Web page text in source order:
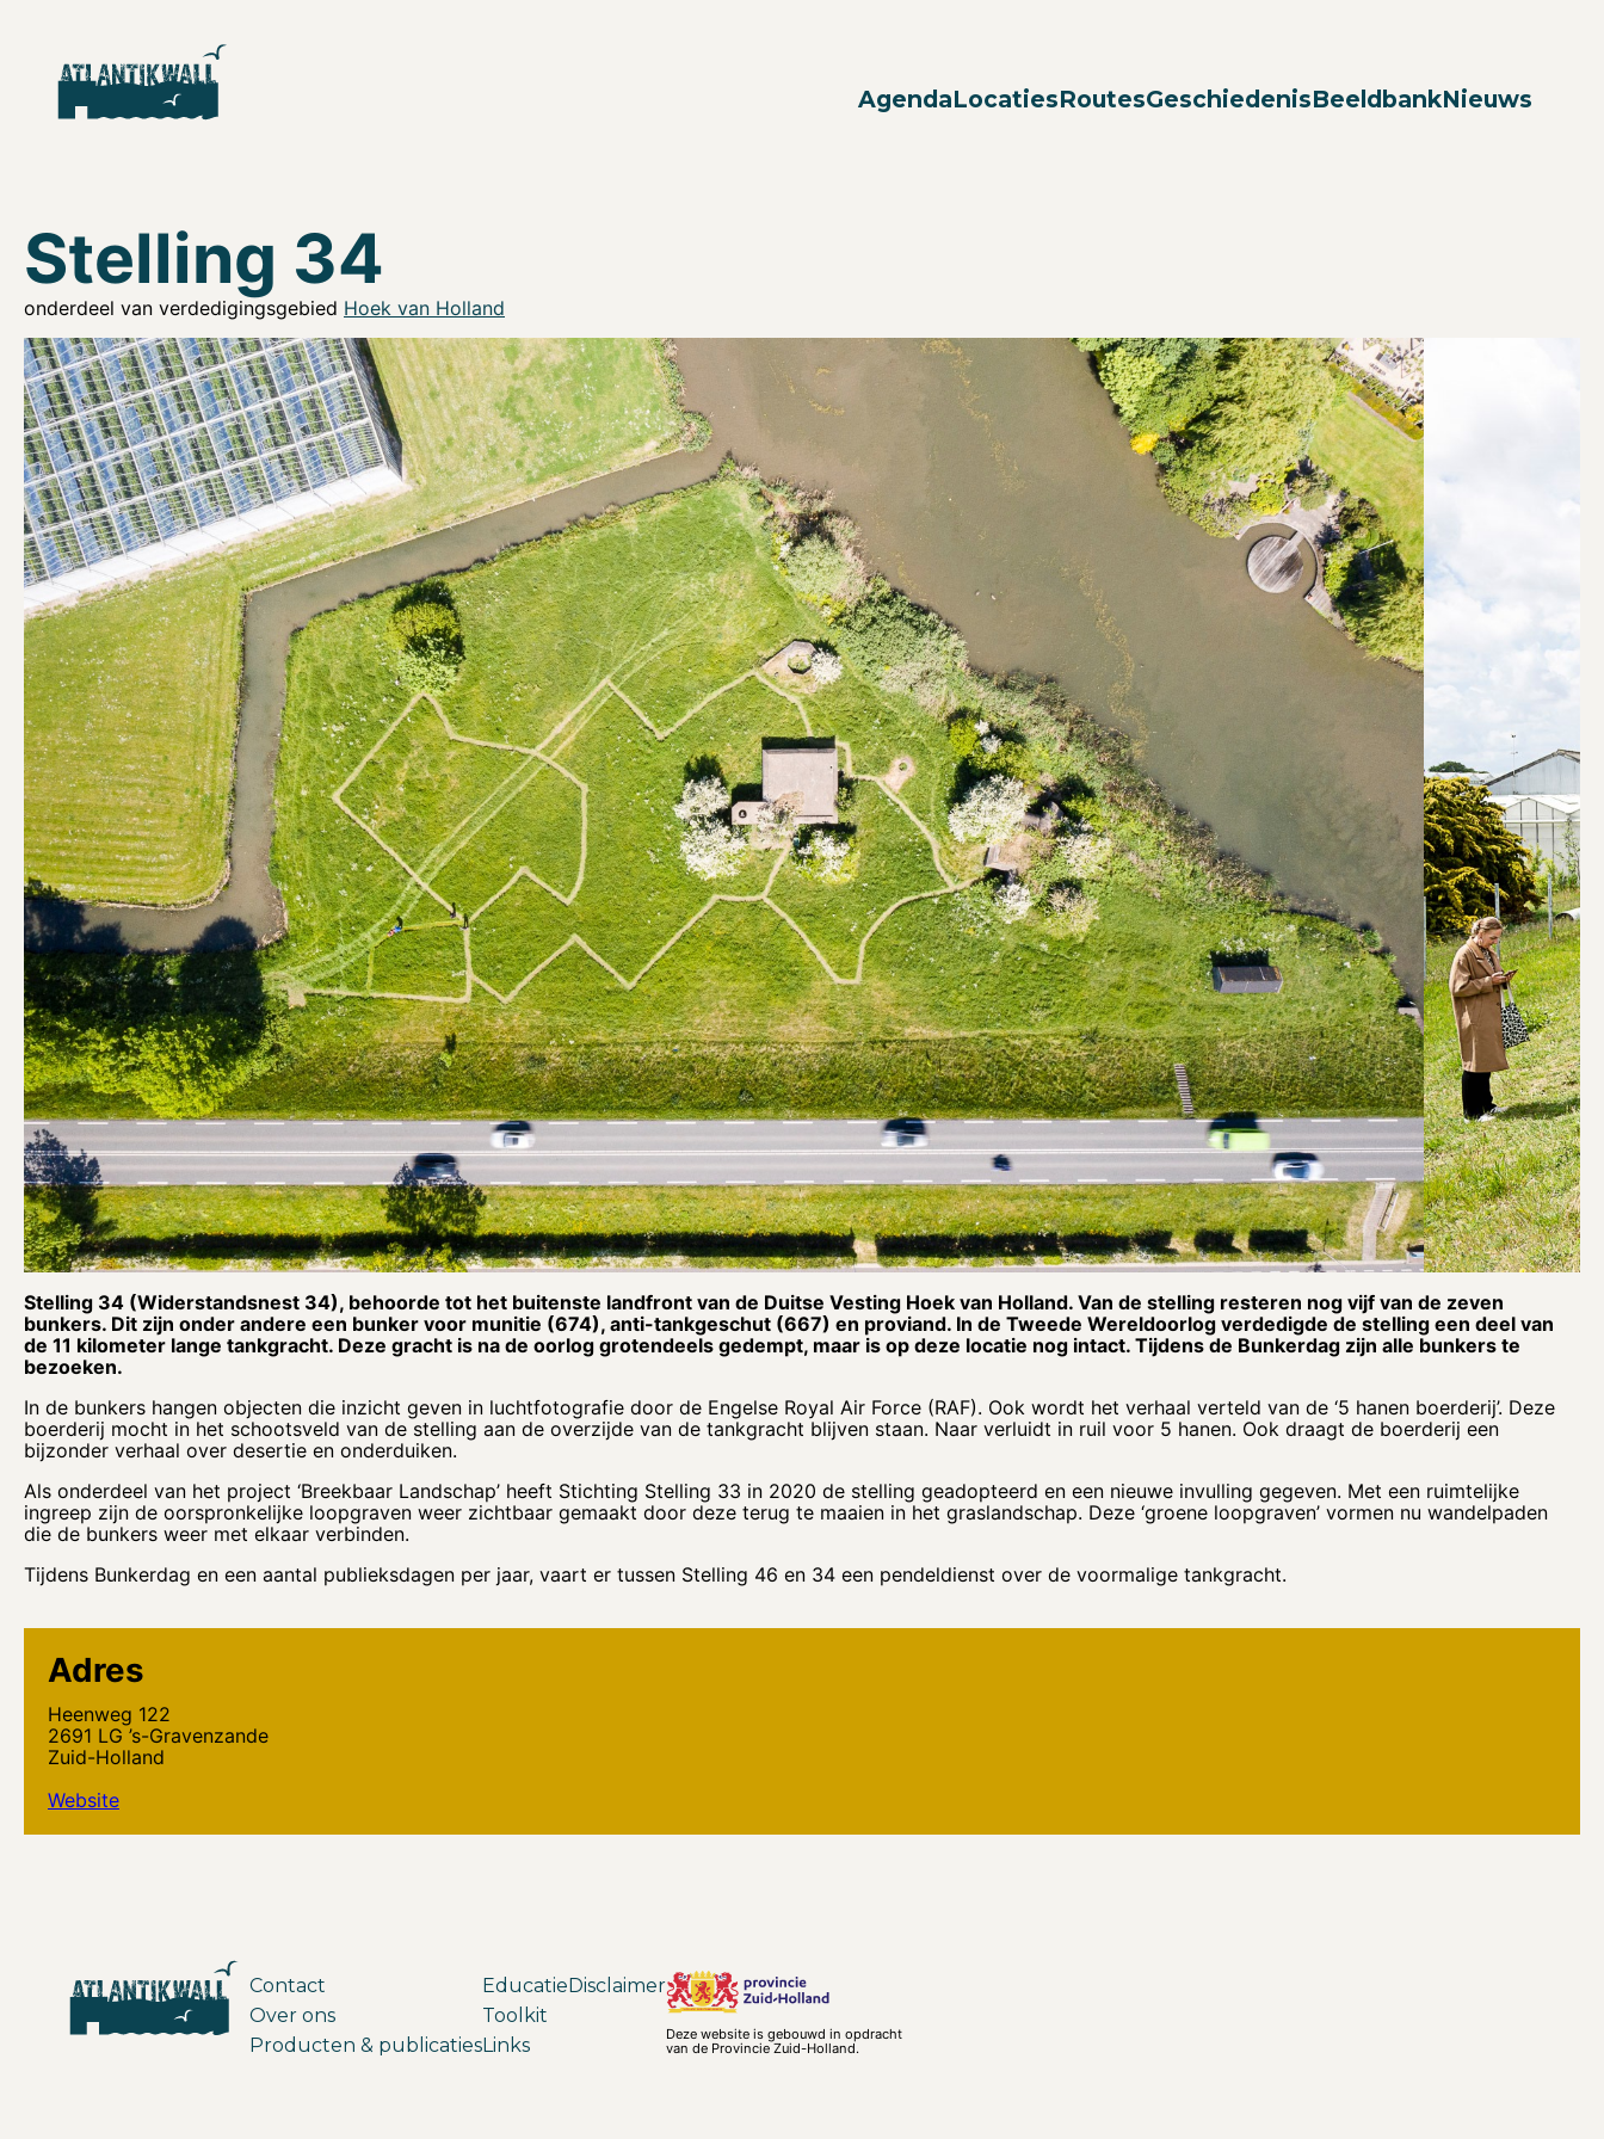
AgendaLocatiesRoutesGeschiedenisBeeldbankNieuws
Stelling 34
onderdeel van verdedigingsgebied Hoek van Holland
Stelling 34 (Widerstandsnest 34), behoorde tot het buitenste landfront van de Duitse Vesting Hoek van Holland. Van de stelling resteren nog vijf van de zeven
bunkers. Dit zijn onder andere een bunker voor munitie (674), anti-tankgeschut (667) en proviand. In de Tweede Wereldoorlog verdedigde de stelling een deel van
de 11 kilometer lange tankgracht. Deze gracht is na de oorlog grotendeels gedempt, maar is op deze locatie nog intact. Tijdens de Bunkerdag zijn alle bunkers te
bezoeken.
In de bunkers hangen objecten die inzicht geven in luchtfotografie door de Engelse Royal Air Force (RAF). Ook wordt het verhaal verteld van de ‘5 hanen boerderij’. Deze
boerderij mocht in het schootsveld van de stelling aan de overzijde van de tankgracht blijven staan. Naar verluidt in ruil voor 5 hanen. Ook draagt de boerderij een
bijzonder verhaal over desertie en onderduiken.
Als onderdeel van het project ‘Breekbaar Landschap’ heeft Stichting Stelling 33 in 2020 de stelling geadopteerd en een nieuwe invulling gegeven. Met een ruimtelijke
ingreep zijn de oorspronkelijke loopgraven weer zichtbaar gemaakt door deze terug te maaien in het graslandschap. Deze ‘groene loopgraven’ vormen nu wandelpaden
die de bunkers weer met elkaar verbinden.
Tijdens Bunkerdag en een aantal publieksdagen per jaar, vaart er tussen Stelling 46 en 34 een pendeldienst over de voormalige tankgracht.
Adres
Heenweg 122
2691 LG ’s-Gravenzande
Zuid-Holland
Website
Contact
Over ons
Producten & publicaties
Educatie
Toolkit
Links
Disclaimer
Deze website is gebouwd in opdracht
van de Provincie Zuid-Holland.